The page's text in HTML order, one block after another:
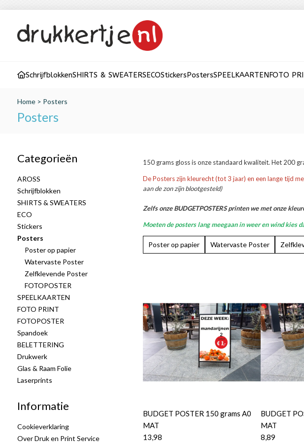
SchrijfblokkenSHIRTS & SWEATERSECOStickersPostersSPEELKAARTENFOTO
Home > Posters
Posters
Categorieën
AROSS
Schrijfblokken
SHIRTS & SWEATERS
ECO
Stickers
Posters
Poster op papier
Watervaste Poster
Zelfklevende Poster
FOTOPOSTER
SPEELKAARTEN
FOTO PRINT
FOTOPOSTER
Spandoek
BELETTERING
Drukwerk
Glas & Raam Folie
Laserprints
Informatie
Cookieverklaring
Over Druk en Print Service
150 grams gloss is onze standaard kwaliteit. Het 200
De Posters zijn kleurecht (tot 3 jaar) en een lange tijd
aan de zon zijn blootgesteld)
Zelfs onze BUDGETPOSTERS printen we met onze
Moeten de posters lang meegaan in weer en wind kies
Poster op papier Watervaste Poster
BUDGET POSTER 150 grams A0
MAT
13,98
BUDGET
MAT
8,89